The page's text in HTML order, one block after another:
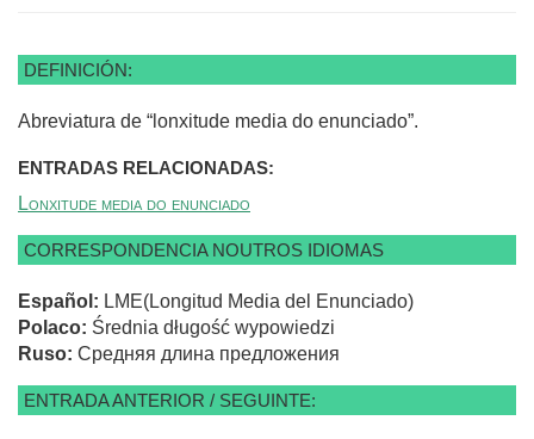
DEFINICIÓN:
Abreviatura de “lonxitude media do enunciado”.
ENTRADAS RELACIONADAS:
Lonxitude media do enunciado
CORRESPONDENCIA NOUTROS IDIOMAS
Español: LME(Longitud Media del Enunciado)
Polaco: Średnia długość wypowiedzi
Ruso: Средняя длина предложения
ENTRADA ANTERIOR / SEGUINTE: